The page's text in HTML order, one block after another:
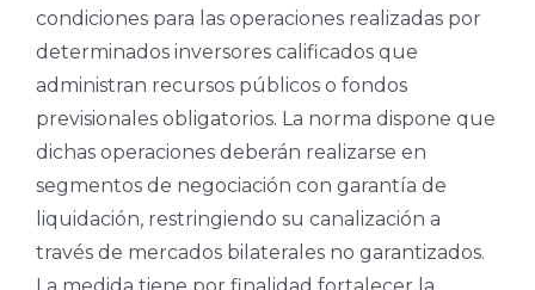
condiciones para las operaciones realizadas por
determinados inversores calificados que
administran recursos públicos o fondos
previsionales obligatorios. La norma dispone que
dichas operaciones deberán realizarse en
segmentos de negociación con garantía de
liquidación, restringiendo su canalización a
través de mercados bilaterales no garantizados.
La medida tiene por finalidad fortalecer la